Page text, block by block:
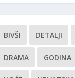
BIVŠI DETALJI
DRAMA GODINA